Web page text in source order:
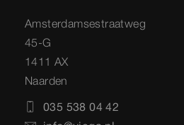
Amsterdamsestraatweg
45-G
1411 AX
Naarden
035 538 04 42